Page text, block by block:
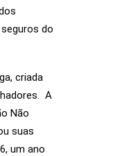
do
criada
A
Não
suas
um ano